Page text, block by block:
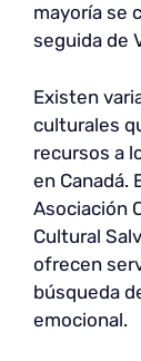
mayoría se
seguida de
Existen
culturales
recursos a
en Canadá.
Asociación
Cultural
ofrecen
búsqueda
emocional.